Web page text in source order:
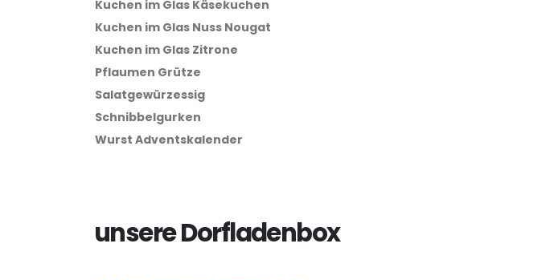
Kuchen im Glas Käsekuchen
Kuchen im Glas Nuss Nougat
Kuchen im Glas Zitrone
Pflaumen Grütze
Salatgewürzessig
Schnibbelgurken
Wurst Adventskalender
unsere Dorfladenbox